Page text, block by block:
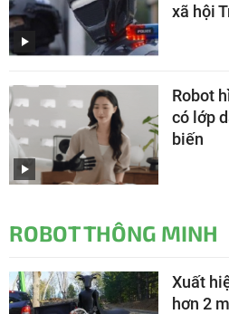
xã hội
Robot
có lớp
biến
ROBOT THÔNG MINH
Xuất
hơn 2